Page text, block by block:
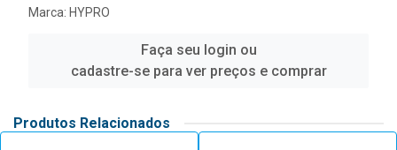
Marca: HYPRO
Faça seu login ou
cadastre-se para ver preços e comprar
Produtos Relacionados